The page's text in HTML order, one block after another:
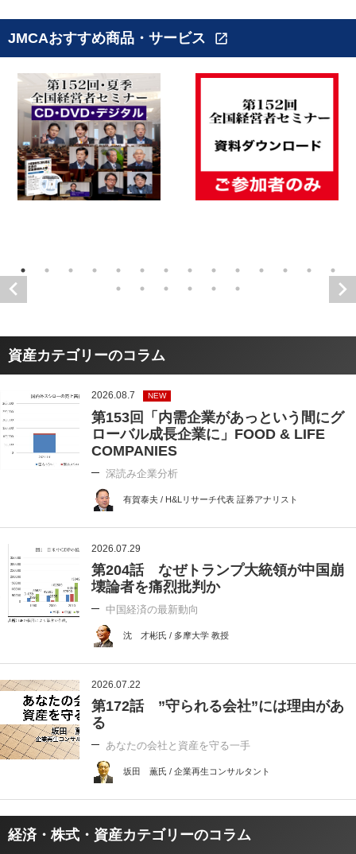
JMCAおすすめ商品・サービス open_in_new
資産カテゴリーのコラム
2026.08.7 NEW
第153回「内需企業があっという間にグ
ローバル成長企業に」FOOD & LIFE
COMPANIES
深読み企業分析
有賀泰夫 / H&Lリサーチ代表 証券アナリスト
2026.07.29
第204話 なぜトランプ大統領が中国崩
壊論者を痛烈批判か
中国経済の最新動向
沈 才彬氏 / 多摩大学 教授
2026.07.22
第172話 ”守られる会社”には理由があ
る
あなたの会社と資産を守る一手
坂田 薫氏 / 企業再生コンサルタント
経済・株式・資産カテゴリーのコラム